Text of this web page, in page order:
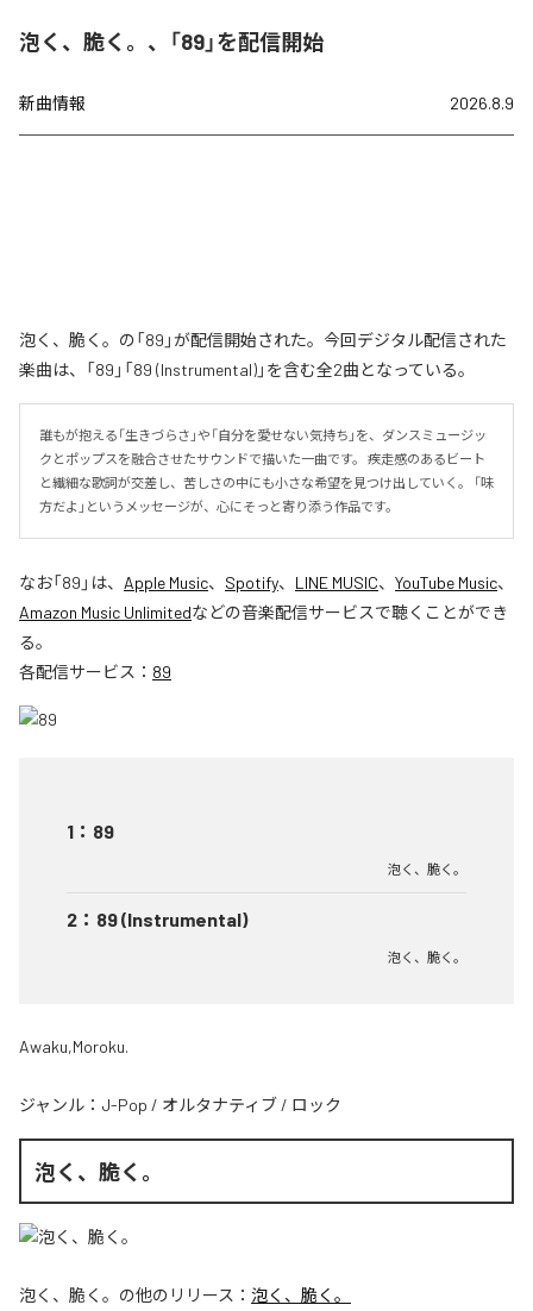
泡く、脆く。、「89」を配信開始
新曲情報 2026.8.9
泡く、脆く。の「89」が配信開始された。今回デジタル配信された
楽曲は、「89」「89 (Instrumental)」を含む全2曲となっている。
誰もが抱える「生きづらさ」や「自分を愛せない気持ち」を、ダンスミュージッ
クとポップスを融合させたサウンドで描いた一曲です。 疾走感のあるビート
と繊細な歌詞が交差し、苦しさの中にも小さな希望を見つけ出していく。 「味
方だよ」というメッセージが、心にそっと寄り添う作品です。
なお「89 」は、 Apple Music、 Spotify、 LINE MUSIC、 YouTube Music、
Amazon Music Unlimitedなどの音楽配信サービスで聴くことができ
る。
各配信サービス： 89
1 ： 89
泡く、脆く。
2 ： 89 (Instrumental)
泡く、脆く。
Awaku,Moroku.
ジャンル： J-Pop / オルタナティブ / ロック
泡く、脆く。
泡く、脆く。 の他のリリース： 泡く、脆く。